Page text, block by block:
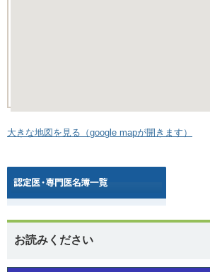
大きな地図を見る（google mapが開きます）
お読みください